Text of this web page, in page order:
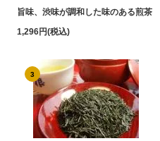
旨味、渋味が調和した味のある煎茶
1,296円(税込)
3